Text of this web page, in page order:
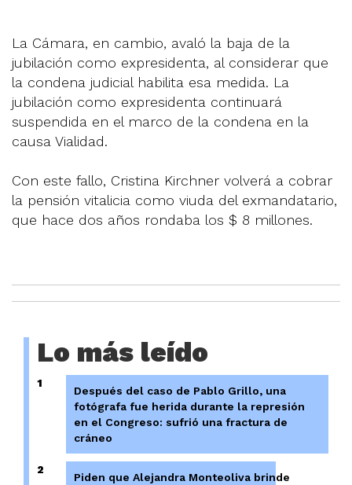
La Cámara, en cambio, avaló la baja de la
jubilación como expresidenta, al considerar que
la condena judicial habilita esa medida. La
jubilación como expresidenta continuará
suspendida en el marco de la condena en la
causa Vialidad.
Con este fallo, Cristina Kirchner volverá a cobrar
la pensión vitalicia como viuda del exmandatario,
que hace dos años rondaba los $ 8 millones.
Lo más leído
1
Después del caso de Pablo Grillo, una
fotógrafa fue herida durante la represión
en el Congreso: sufrió una fractura de
cráneo
2
Piden que Alejandra Monteoliva brinde